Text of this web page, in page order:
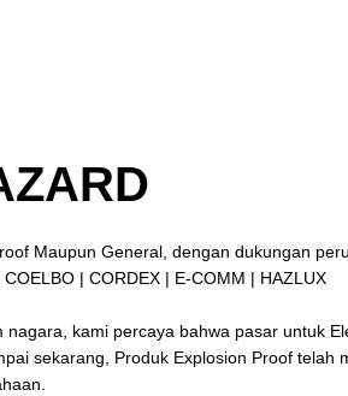
Maupun General, dengan dukungan
| CORDEX | E-COMM | HAZLUX
kami percaya bahwa pasar untuk
sekarang, Produk Explosion Proof telah